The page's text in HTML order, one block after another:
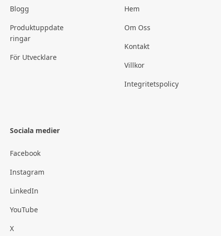
Blogg
Produktuppdate
ringar
För Utvecklare
Hem
Om Oss
Kontakt
Villkor
Integritetspolicy
Sociala medier
Facebook
Instagram
LinkedIn
YouTube
X